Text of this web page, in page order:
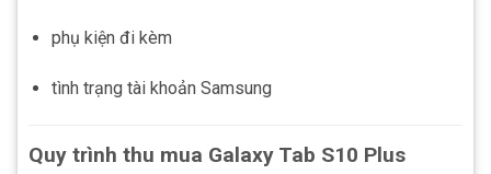
phụ kiện đi kèm
tình trạng tài khoản Samsung
Quy trình thu mua Galaxy Tab S10 Plus